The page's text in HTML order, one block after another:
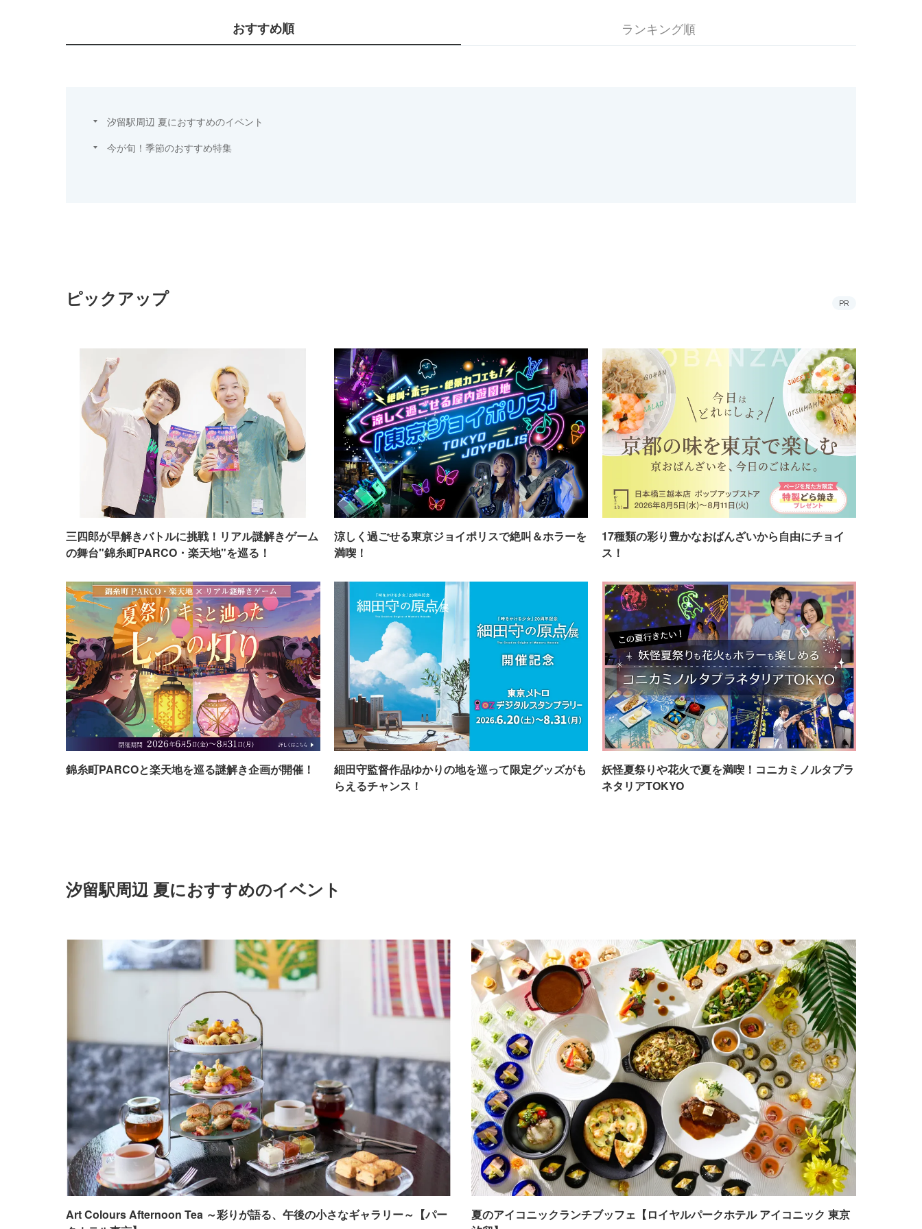
おすすめ順 ランキング順
汐留駅周辺 夏におすすめのイベント
今が旬！季節のおすすめ特集
ピックアップ PR
三四郎が早解きバトルに挑戦！リアル謎解きゲーム
の舞台"錦糸町PARCO・楽天地"を巡る！
涼しく過ごせる東京ジョイポリスで絶叫＆ホラーを
満喫！
17種類の彩り豊かなおばんざいから自由にチョイ
ス！
錦糸町PARCOと楽天地を巡る謎解き企画が開催！
細田守監督作品ゆかりの地を巡って限定グッズがも
らえるチャンス！
妖怪夏祭りや花火で夏を満喫！コニカミノルタプラ
ネタリアTOKYO
汐留駅周辺 夏におすすめのイベント
Art Colours Afternoon Tea ～彩りが語る、午後の小さなギャラリー～【パー
夏のアイコニックランチブッフェ【ロイヤルパークホテル アイコニック 東京